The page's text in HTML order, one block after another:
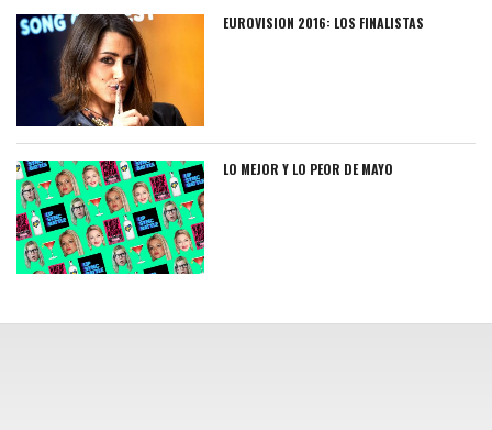
EUROVISION 2016: LOS FINALISTAS
LO MEJOR Y LO PEOR DE MAYO